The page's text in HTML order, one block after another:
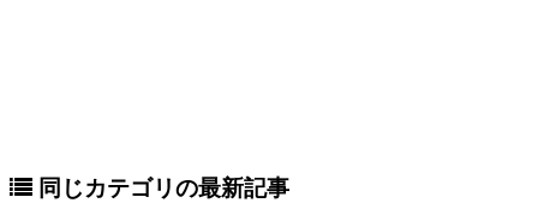
同じカテゴリの最新記事